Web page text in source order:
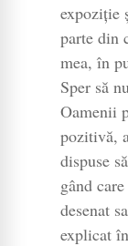
expoziție
parte din
mea, în
Sper să
Oamenii
pozitivă,
dispuse
gând
desenat
explicat